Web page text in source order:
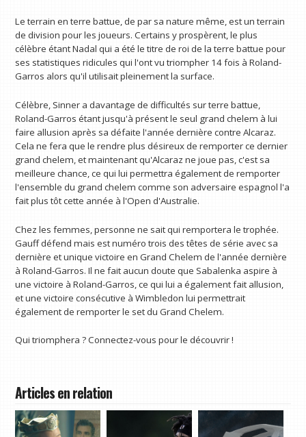
Le terrain en terre battue, de par sa nature même, est un terrain
de division pour les joueurs. Certains y prospèrent, le plus
célèbre étant Nadal qui a été le titre de roi de la terre battue pour
ses statistiques ridicules qui l'ont vu triompher 14 fois à Roland-
Garros alors qu'il utilisait pleinement la surface.
Célèbre, Sinner a davantage de difficultés sur terre battue,
Roland-Garros étant jusqu'à présent le seul grand chelem à lui
faire allusion après sa défaite l'année dernière contre Alcaraz.
Cela ne fera que le rendre plus désireux de remporter ce dernier
grand chelem, et maintenant qu'Alcaraz ne joue pas, c'est sa
meilleure chance, ce qui lui permettra également de remporter
l'ensemble du grand chelem comme son adversaire espagnol l'a
fait plus tôt cette année à l'Open d'Australie.
Chez les femmes, personne ne sait qui remportera le trophée.
Gauff défend mais est numéro trois des têtes de série avec sa
dernière et unique victoire en Grand Chelem de l'année dernière
à Roland-Garros. Il ne fait aucun doute que Sabalenka aspire à
une victoire à Roland-Garros, ce qui lui a également fait allusion,
et une victoire consécutive à Wimbledon lui permettrait
également de remporter le set du Grand Chelem.
Qui triomphera ? Connectez-vous pour le découvrir !
Articles en relation